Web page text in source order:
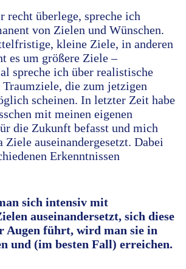
recht überlege, spreche ich
von Zielen und Wünschen.
kleine Ziele, in anderen
es um größere Ziele –
spreche ich über realistische
die zum jetzigen
scheinen. In letzter Zeit habe
mit meinen eigenen
die Zukunft befasst und mich
Ziele auseinandergesetzt. Dabei
Erkenntnissen
sich intensiv mit
auseinandersetzt, sich diese
Augen führt, wird man sie in
und (im besten Fall) erreichen.